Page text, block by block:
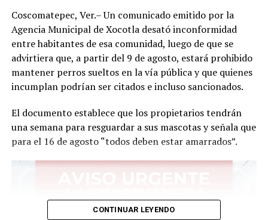
Incluso desde 2014 y 2016 ya existían llamados
ciudadanos para rescatar el lugar y convertirlo en un
atractivo turístico y cultural para Yanga.
Por ello, quienes participaron en la reciente limpieza
solicitaron el respaldo del Ayuntamiento de Yanga,
de continuar con las labores de conservación y
dignificación del sitio.
También agradecieron el apoyo de Guadalupe Zamudio
por facilitar las condiciones para realizar la actividad
“Se ve bien y se disfruta mejor”, expresaron los
Coscomatepec, Ver.– Un comunicado emitido por la
Agencia Municipal de Xocotla desató inconformidad
entre habitantes de esa comunidad, luego de que se
advirtiera que, a partir del 9 de agosto, estará prohibido
mantener perros sueltos en la vía pública y que quienes
incumplan podrían ser citados e incluso sancionados.
El documento establece que los propietarios tendrán
una semana para resguardar a sus mascotas y señala que
para el 16 de agosto “todos deben estar amarrados”.
CONTINUAR LEYENDO